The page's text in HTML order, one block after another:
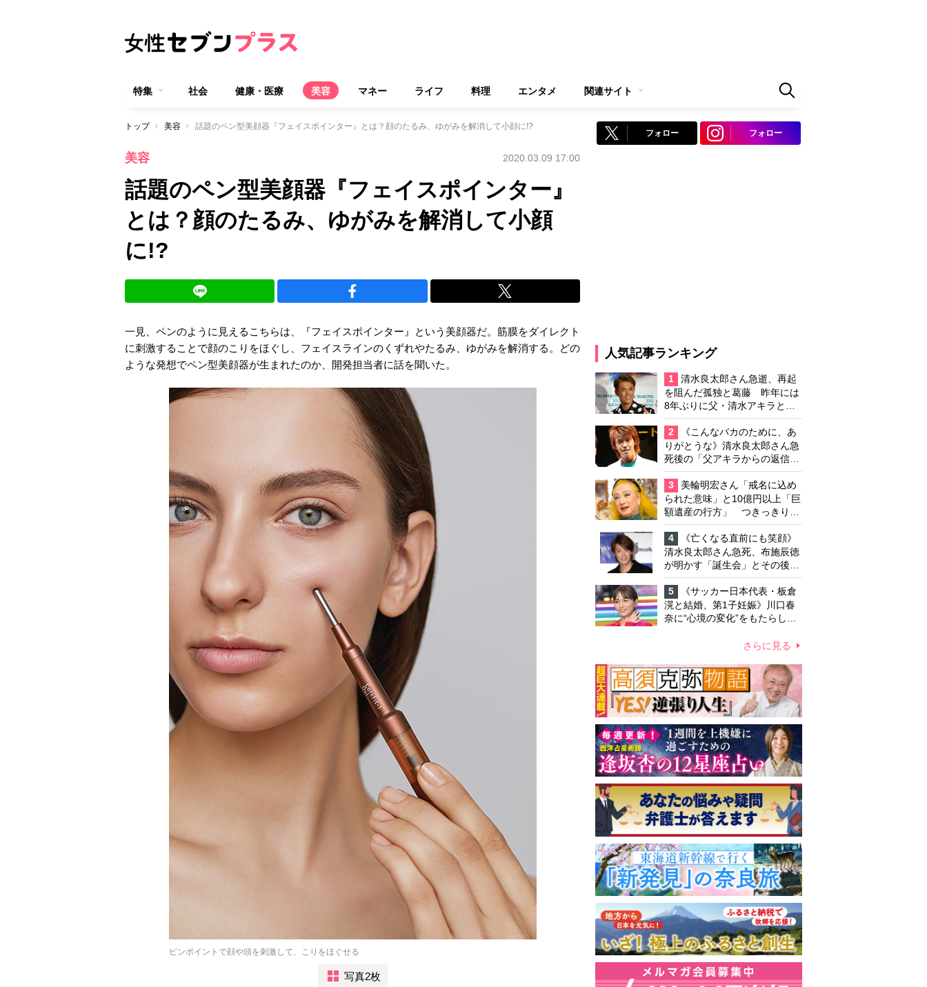
特集 社会 健康・医療 美容 マネー ライフ 料理 エンタメ 関連サイト
トップ 美容 話題のペン型美顔器『フェイスポインター』とは？顔のたるみ、ゆがみを解消して小顔に!?
美容 2020.03.09 17:00
話題のペン型美顔器『フェイスポインター』
とは？顔のたるみ、ゆがみを解消して小顔
に!?
一見、ペンのように見えるこちらは、『フェイスポインター』という美顔器だ。筋膜をダイレクト
に刺激することで顔のこりをほぐし、フェイスラインのくずれやたるみ、ゆがみを解消する。どの
ような発想でペン型美顔器が生まれたのか、開発担当者に話を聞いた。
ピンポイントで顔や頭を刺激して、こりをほぐせる
写真2枚
フォロー フォロー
人気記事ランキング
1
清水良太郎さん急逝、再起
を阻んだ孤独と葛藤 昨年には
8年ぶりに父・清水アキラと共
演、本格的な活動再開に向かっ
ていたが…周囲が懸念していた
「不安定なところ」
2
《こんなバカのために、あ
りがとうな》清水良太郎さん急
死後の「父アキラからの返信」
布施辰徳が涙で明かす「順番が
違う」
3
美輪明宏さん「戒名に込め
られた意味」と10億円以上「巨
額遺産の行方」 つきっきりで
私生活をサポートしていた元俳
優が相続か
4
《亡くなる直前にも笑顔》
清水良太郎さん急死、布施辰徳
が明かす「誕生会」とその後の
メッセージ
5
《サッカー日本代表・板倉
滉と結婚、第1子妊娠》川口春
奈に“心境の変化”をもたらした
って「がんに蝕まれる母」を演
さらに見る